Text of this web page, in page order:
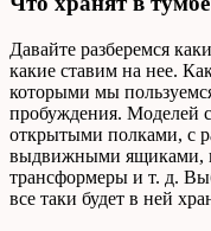
Давайте разберемся
какие ставим на нее.
которыми мы
пробуждения. Моделей
открытыми полками, с
выдвижными ящиками,
трансформеры и т. д.
все таки будет в ней